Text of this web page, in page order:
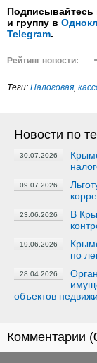
Подписывайтесь
и группу в
Telegram.
Рейтинг новости:
Теги: Налоговая,
Новости по
30.07.2026
09.07.2026
23.06.2026
В
19.06.2026
по
28.04.2026
объектов
Комментарии (